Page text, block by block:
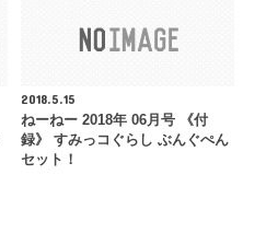
2018.5.15
ねーねー 2018年 06月号 《付
録》 すみっコぐらし ぶんぐぺん
セット！